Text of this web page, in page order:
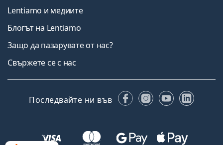
Lentiamo и медиите
Блогът на Lentiamo
Защо да пазарувате от нас?
Свържете се с нас
Последвайте ни във FacebookInstagram
YouTube